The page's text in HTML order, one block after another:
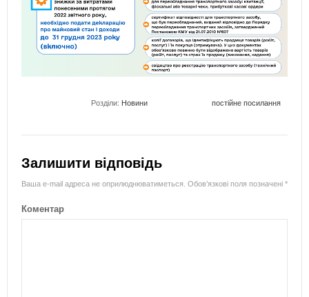
Розділи: Новини постійне посилання
Залишити відповідь
Ваша e-mail адреса не оприлюднюватиметься. Обов’язкові поля позначені *
Коментар